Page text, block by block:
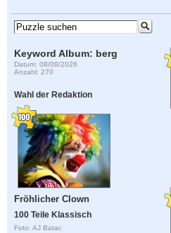
Keyword Album: berg
Datum: 08/08/2026
Anzahl: 270
Wahl der Redaktion
Fröhlicher Clown
100 Teile Klassisch
Foto: AJ Batac